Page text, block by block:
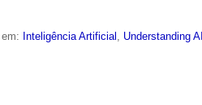
Inteligência Artificial , Understanding AI